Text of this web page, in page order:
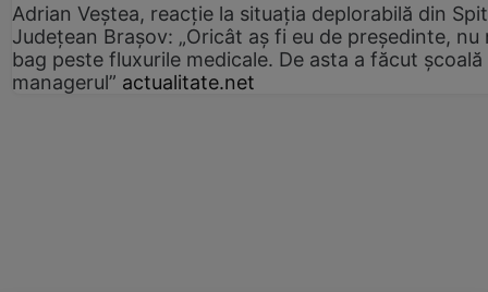
Adrian Veștea, reacție la situația deplorabilă din
Județean Brașov: „Oricât aș fi eu de președinte, nu
bag peste fluxurile medicale. De asta a făcut școală
managerul” actualitate.net